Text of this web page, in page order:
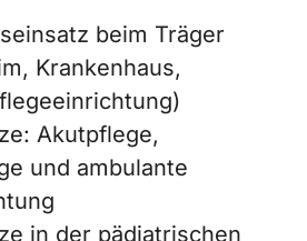
beim Träger
Krankenhaus,
Akutpflege,
und ambulante
in der pädiatrischen